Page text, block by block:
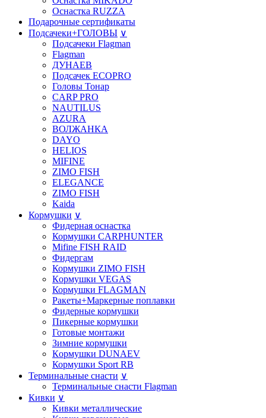
Оснастка RUZZA
Подарочные сертификаты
Подсачеки+ГОЛОВЫ ∨
Подсачеки Flagman
Flagman
ДУНАЕВ
Подсачек ECOPRO
Головы Тонар
CARP PRO
NAUTILUS
AZURA
ВОЛЖАНКА
DAYO
HELIOS
MIFINE
ZIMO FISH
ELEGANCE
ZIMO FISH
Kaida
Кормушки ∨
Фидерная оснастка
Кормушки CARPHUNTER
Mifine FISH RAID
Фидергам
Кормушки ZIMO FISH
Кoрмушки VEGAS
Кормушки FLAGMAN
Ракеты+Маркерные поплавки
Фидерные кормушки
Пикерные кормушки
Готовые монтажи
Зимние кормушки
Кoрмушки DUNAEV
Кормушки Sport RB
Терминальные снасти ∨
Терминальные снасти Flagman
Кивки ∨
Кивки металлические